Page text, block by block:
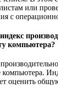
или
с
компьютера?
компьютера.
оценить